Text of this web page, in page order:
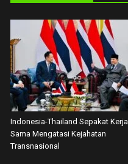
Indonesia-Thailand Sepakat Kerja
Sama Mengatasi Kejahatan
Transnasional